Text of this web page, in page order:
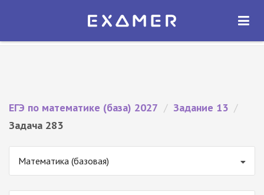
Экзамер — ЕГЭ 2027
ОТКРЫТЬ
ЕГЭ по математике (база) 2027 / Задание 13 /
Задача 283
Математика (базовая)